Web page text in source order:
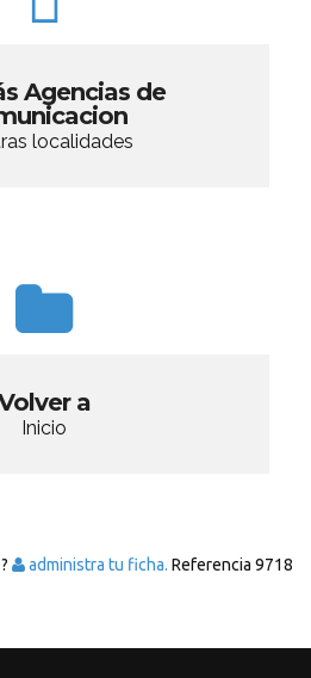
Agencias de
localidades
a
Inicio
administra tu ficha. Referencia 9718